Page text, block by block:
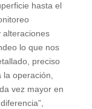
hasta el
alteraciones
lo que nos
preciso
operación,
vez mayor en